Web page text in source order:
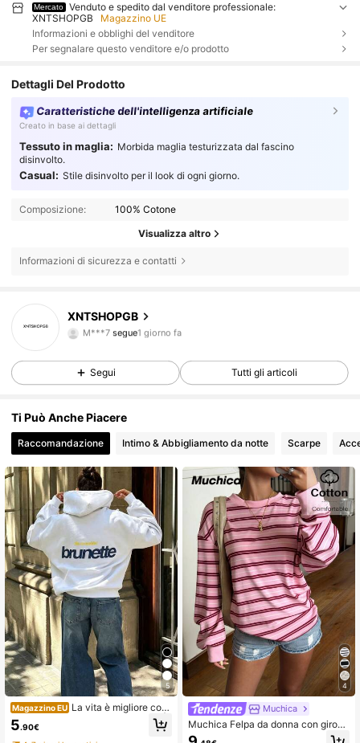
Mercato
Venduto e spedito dal venditore professionale:
XNTSHOPGB
Magazzino UE
Informazioni e obblighi del venditore
Per segnalare questo venditore e/o prodotto
Dettagli Del Prodotto
Caratteristiche dell'intelligenza artificiale
Creato in base ai dettagli
Tessuto in maglia: Morbida maglia testurizzata dal fascino
disinvolto.
Casual: Stile disinvolto per il look di ogni giorno.
Composizione: 100% Cotone
Visualizza altro
Informazioni di sicurezza e contatti
XNTSHOPGB
M***7segue1 giorno fa
5.00
1 Follower
Segui Tutti gli articoli
Ti Può Anche Piacere
Raccomandazione Intimo & Abbigliamento da notte Scarpe
5
Magazzino EU La vita è migliore con
una felpa con cappuccio marrone |
Abbigliamento streetwear grigio ov
5.90€
4
Muchica
Muchica Felpa da donna con giroco
llo, maniche lunghe, a righe e blocc